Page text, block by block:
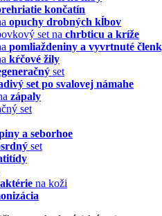
končatín
opuchy drobných kĺbov
set na chrbticu a kríže
pomliaždeniny a vyvrtnuté
kŕčové žily
set
set po svalovej námahe
zápaly
set
a seborhoe
set
na koži